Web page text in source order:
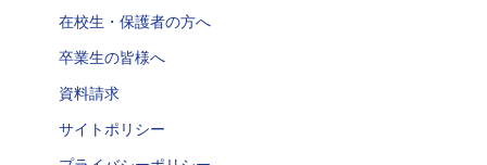
在校生・保護者の方へ
卒業生の皆様へ
資料請求
サイトポリシー